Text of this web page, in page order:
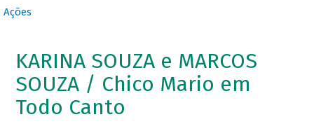
Ações
KARINA SOUZA e MARCOS
SOUZA / Chico Mario em
Todo Canto